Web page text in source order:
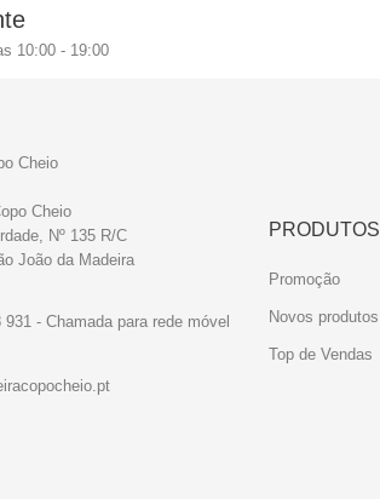
10:00 - 19:00
Cheio
Nº 135 R/C
João da Madeira
- Chamada para rede móvel
PRODUTOS
Promoção
Novos produtos
Top de Vendas